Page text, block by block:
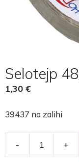
Selotejp
1,30 €
39437 na zalihi
- +